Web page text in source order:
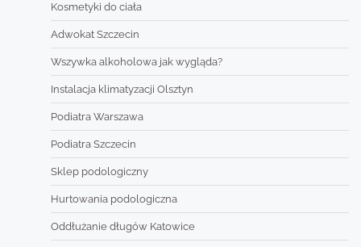
Kosmetyki do ciała
Adwokat Szczecin
Wszywka alkoholowa jak wygląda?
Instalacja klimatyzacji Olsztyn
Podiatra Warszawa
Podiatra Szczecin
Sklep podologiczny
Hurtowania podologiczna
Oddłużanie długów Katowice